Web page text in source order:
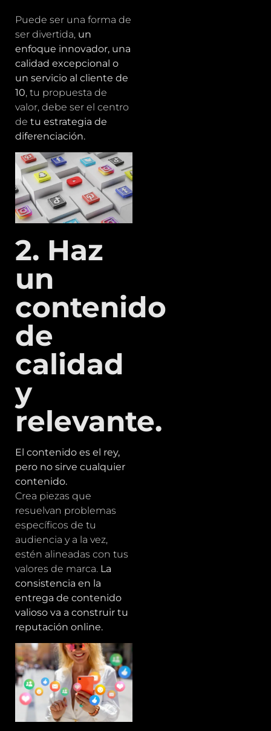
Puede ser una forma de
ser divertida, un
enfoque innovador, una
calidad excepcional o
un servicio al cliente de
10, tu propuesta de
valor, debe ser el centro
de tu estrategia de
diferenciación.
2. Haz
un
contenido
de
calidad
y
relevante.
El contenido es el rey,
pero no sirve cualquier
contenido.
Crea piezas que
resuelvan problemas
específicos de tu
audiencia y a la vez,
estén alineadas con tus
valores de marca. La
consistencia en la
entrega de contenido
valioso va a construir tu
reputación online.